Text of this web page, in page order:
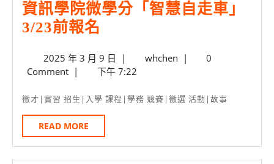
資訊學院微學分「智慧自走車」
3/23前報名
學
院
微
學
分
2025 年 3 月 9 日 2025
年
月
| whchenwhchen
|
0
Comment | 下午 7:22
徵才|實習 招生|入學 課程|學務 競賽|徵選 活動|故事
READ MORE
MORE